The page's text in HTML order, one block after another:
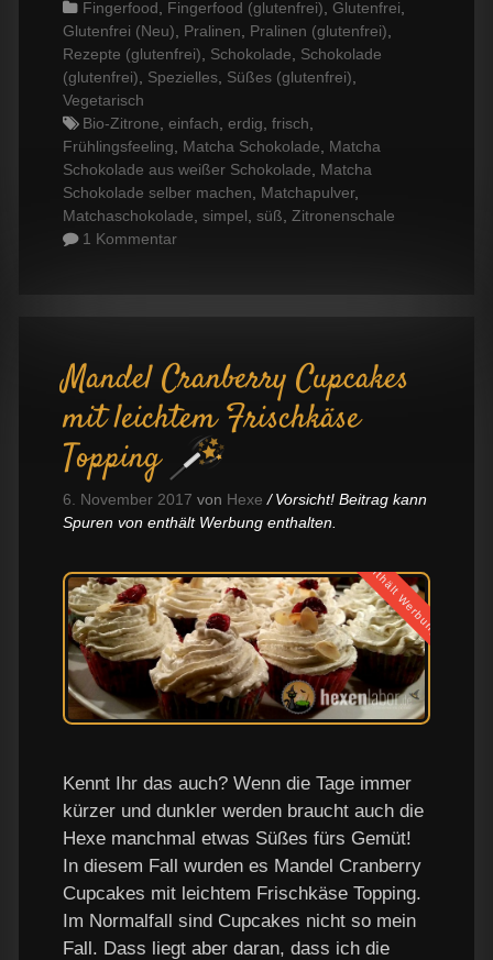
Categories
Fingerfood, Fingerfood (glutenfrei), Glutenfrei,
Glutenfrei (Neu), Pralinen, Pralinen (glutenfrei),
Rezepte (glutenfrei), Schokolade, Schokolade
(glutenfrei), Spezielles, Süßes (glutenfrei),
Vegetarisch
Tags
Bio-Zitrone, einfach, erdig, frisch,
Frühlingsfeeling, Matcha Schokolade, Matcha
Schokolade aus weißer Schokolade, Matcha
Schokolade selber machen, Matchapulver,
Matchaschokolade, simpel, süß, Zitronenschale
1 Kommentar
Mandel Cranberry Cupcakes
mit leichtem Frischkäse
Topping
6. November 2017 von Hexe
Vorsicht! Beitrag kann
Spuren von enthält Werbung enthalten.
enthält Werbung
Kennt Ihr das auch? Wenn die Tage immer
kürzer und dunkler werden braucht auch die
Hexe manchmal etwas Süßes fürs Gemüt!
In diesem Fall wurden es Mandel Cranberry
Cupcakes mit leichtem Frischkäse Topping.
Im Normalfall sind Cupcakes nicht so mein
Fall. Dass liegt aber daran, dass ich die